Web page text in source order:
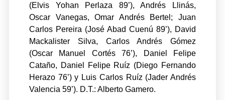
(Elvis Yohan Perlaza 89’), Andrés Llinás,
Oscar Vanegas, Omar Andrés Bertel; Juan
Carlos Pereira (José Abad Cuenú 89’), David
Mackalister Silva, Carlos Andrés Gómez
(Oscar Manuel Cortés 76’), Daniel Felipe
Cataño, Daniel Felipe Ruíz (Diego Fernando
Herazo 76’) y Luis Carlos Ruíz (Jader Andrés
Valencia 59’). D.T.: Alberto Gamero.